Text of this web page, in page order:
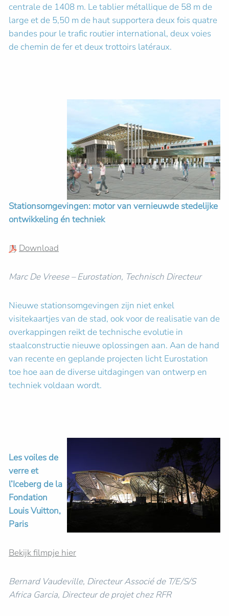
centrale de 1408 m. Le tablier métallique de 58 m de
large et de 5,50 m de haut supportera deux fois quatre
bandes pour le trafic routier international, deux voies
de chemin de fer et deux trottoirs latéraux.
Stationsomgevingen: motor van vernieuwde stedelijke
ontwikkeling én techniek
Download
Marc De Vreese – Eurostation, Technisch Directeur
Nieuwe stationsomgevingen zijn niet enkel
visitekaartjes van de stad, ook voor de realisatie van de
overkappingen reikt de technische evolutie in
staalconstructie nieuwe oplossingen aan. Aan de hand
van recente en geplande projecten licht Eurostation
toe hoe aan de diverse uitdagingen van ontwerp en
techniek voldaan wordt.
Les voiles de
verre et
l’Iceberg de la
Fondation
Louis Vuitton,
Paris
Bekijk filmpje hier
Bernard Vaudeville, Directeur Associé de T/E/S/S
Africa Garcia, Directeur de projet chez RFR